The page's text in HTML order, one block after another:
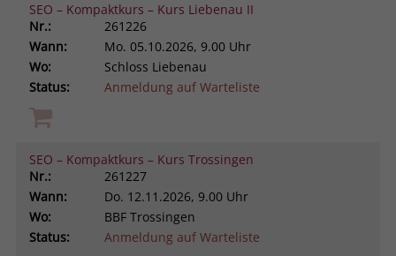
SEO – Kompaktkurs – Kurs Liebenau II
Nr.:
261226
Wann:
Mo. 05.10.2026, 9.00 Uhr
Wo:
Schloss Liebenau
Status:
Anmeldung auf Warteliste
SEO – Kompaktkurs – Kurs Trossingen
Nr.:
261227
Wann:
Do. 12.11.2026, 9.00 Uhr
Wo:
BBF Trossingen
Status:
Anmeldung auf Warteliste